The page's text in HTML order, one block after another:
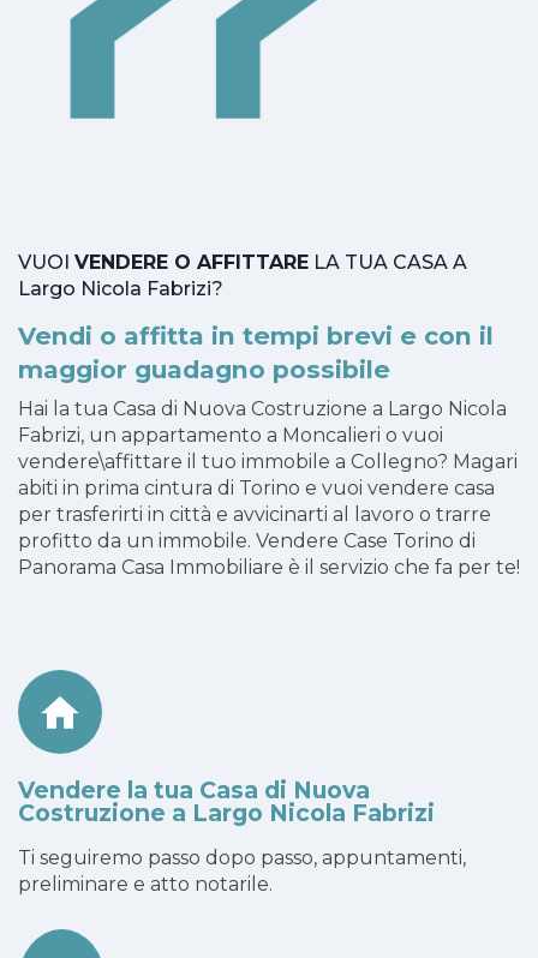
VUOI VENDERE O AFFITTARE LA TUA CASA A
Largo Nicola Fabrizi?
Vendi o affitta in tempi brevi e con il
maggior guadagno possibile
Hai la tua Casa di Nuova Costruzione a Largo Nicola
Fabrizi, un appartamento a Moncalieri o vuoi
vendere\affittare il tuo immobile a Collegno? Magari
abiti in prima cintura di Torino e vuoi vendere casa
per trasferirti in città e avvicinarti al lavoro o trarre
profitto da un immobile. Vendere Case Torino di
Panorama Casa Immobiliare è il servizio che fa per te!
Vendere la tua Casa di Nuova
Costruzione a Largo Nicola Fabrizi
Ti seguiremo passo dopo passo, appuntamenti,
preliminare e atto notarile.